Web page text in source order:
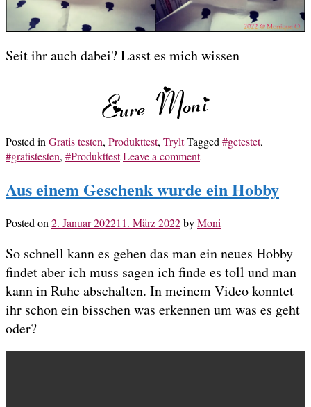
Seit ihr auch dabei? Lasst es mich wissen
Posted in Gratis testen, Produkttest, TryltTagged #getestet,
#gratistesten, #ProdukttestLeave a comment
Aus einem Geschenk wurde ein Hobby
Posted on 2. Januar 202211. März 2022byMoni
So schnell kann es gehen das man ein neues Hobby
findet aber ich muss sagen ich finde es toll und man
kann in Ruhe abschalten. In meinem Video konntet
ihr schon ein bisschen was erkennen um was es geht
oder?